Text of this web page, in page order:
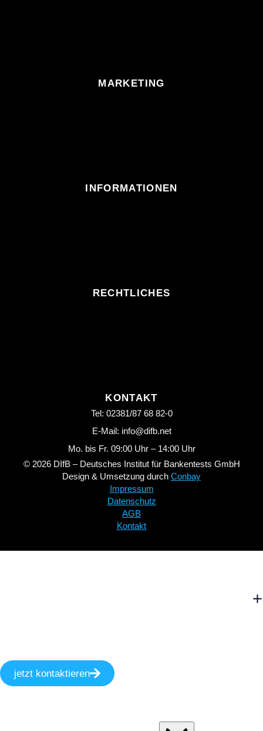
MARKETING
INFORMATIONEN
RECHTLICHES
KONTAKT
Tel: 02381/87 68 82-0
E-Mail: info@difb.net
Mo. bis Fr. 09:00 Uhr – 14:00 Uhr
© 2026 DIfB – Deutsches Institut für Bankentests GmbH
Design & Umsetzung durch Conbay
Impressum
Datenschutz
AGB
Kontakt
jetzt kontaktieren